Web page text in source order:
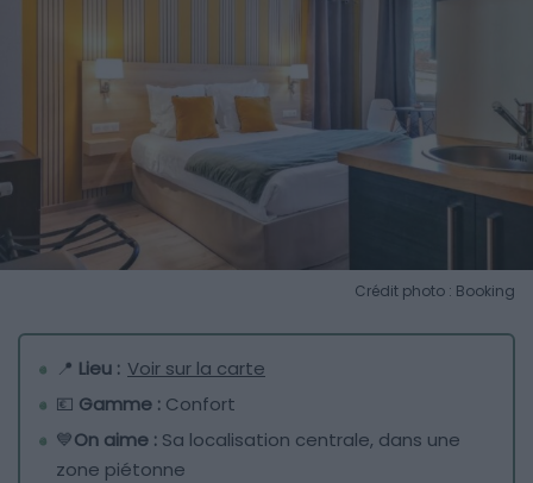
Crédit photo : Booking
📍 Lieu : Voir sur la carte
💶 Gamme : Confort
💙On aime : Sa localisation centrale, dans une
zone piétonne